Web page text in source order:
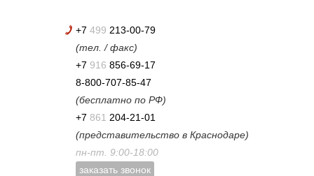
+7 499 213-00-79
(тел. / факс)
+7 916 856-69-17
8-800-707-85-47
(бесплатно по РФ)
+7 861 204-21-01
(представительство в Краснодаре)
пн-пт. 9:00-18:00
заказать звонок